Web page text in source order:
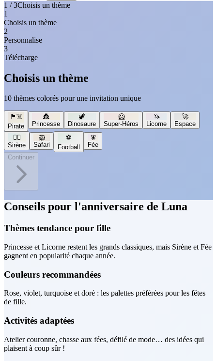
1 / 3Choisis un thème
1
Choisis un thème
2
Personnalise
3
Télécharge
Choisis un thème
10 thèmes colorés pour une invitation unique
🏴‍☠️
Pirate
👸
Princesse
🦖
Dinosaure
🦸
Super-Héros
🦄
Licorne
🚀
Espace
🧜‍♀️
Sirène
🦁
Safari
⚽
Football
🧚
Fée
Continuer
Conseils pour l'anniversaire de Luna
Thèmes tendance pour fille
Princesse et Licorne restent les grands classiques, mais Sirène et Fée
gagnent en popularité chaque année.
Couleurs recommandées
Rose, violet, turquoise et doré : les palettes préférées pour les fêtes
de fille.
Activités adaptées
Atelier couronne, chasse aux fées, défilé de mode… des idées qui
plaisent à coup sûr !